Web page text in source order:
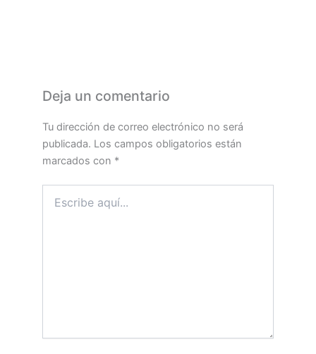
Deja un comentario
Tu dirección de correo electrónico no será
publicada. Los campos obligatorios están
marcados con *
aquí...